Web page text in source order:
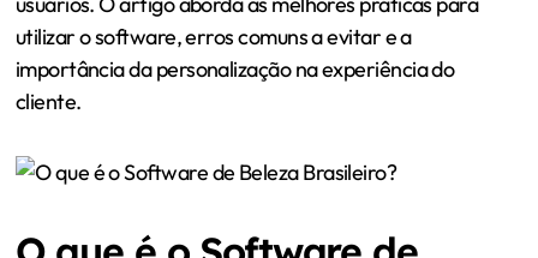
utilizar o software, erros comuns a evitar e a
importância da personalização na experiência do
cliente.